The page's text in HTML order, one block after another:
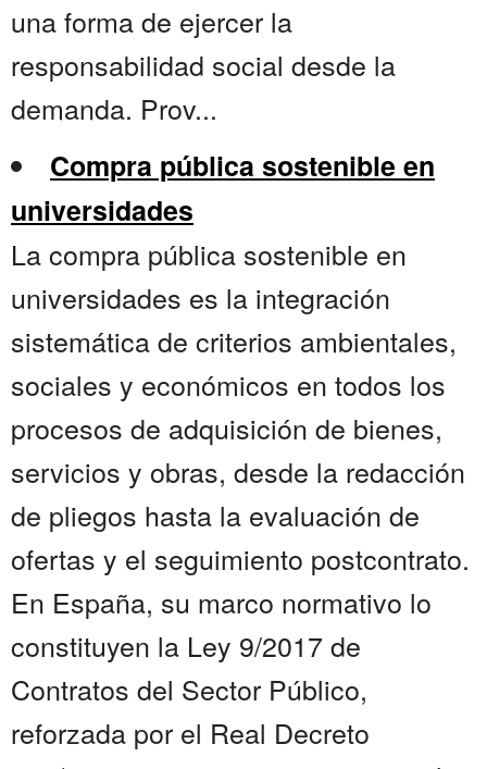
una forma de ejercer la
responsabilidad social desde la
demanda. Prov...
Compra pública sostenible en
universidades
La compra pública sostenible en
universidades es la integración
sistemática de criterios ambientales,
sociales y económicos en todos los
procesos de adquisición de bienes,
servicios y obras, desde la redacción
de pliegos hasta la evaluación de
ofertas y el seguimiento postcontrato.
En España, su marco normativo lo
constituyen la Ley 9/2017 de
Contratos del Sector Público,
reforzada por el Real Decreto